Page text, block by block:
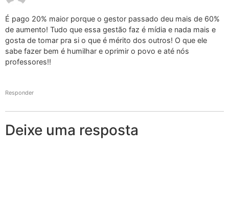
É pago 20% maior porque o gestor passado deu mais de 60%
de aumento! Tudo que essa gestão faz é mídia e nada mais e
gosta de tomar pra si o que é mérito dos outros! O que ele
sabe fazer bem é humilhar e oprimir o povo e até nós
professores!!
Responder
Deixe uma resposta